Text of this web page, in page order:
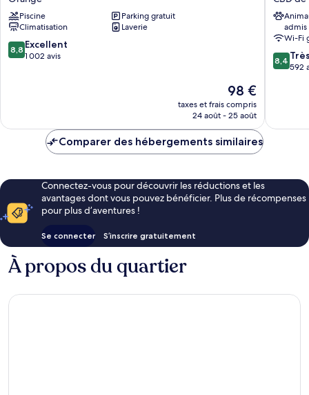
Motor
Lodge
Orange
Piscine
Parking gratuit
Climatisation
Laverie
8.8
sur
8,8 Excellent
1 002 avis
Le
nouveau
prix
de
98 €
taxes et frais compris
24 août - 25 août
Motel
CBD
Bathurst
admis
Wi-Fi
8.4
sur
8,4
592
Comparer des hébergements similaires
Connectez-vous pour découvrir les réductions et les
avantages dont vous pouvez bénéficier. Plus de récompenses
pour plus d’aventures !
Se connecter S’inscrire gratuitement
À propos du quartier